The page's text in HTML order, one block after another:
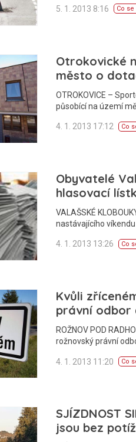
5. 1. 2013 8:16 Co se
Otrokovické
město o
OTROKOVICE –
působící na území
4. 1. 2013 17:12 Co
Obyvatelé
hlasovací
VALAŠSKÉ
nastávajícího víkendu
4. 1. 2013 13:26 Co
Kvůli
právní odbor
ROŽNOV POD
rožnovský právní
4. 1. 2013 11:20 Co
SJÍZDNOST
jsou bez